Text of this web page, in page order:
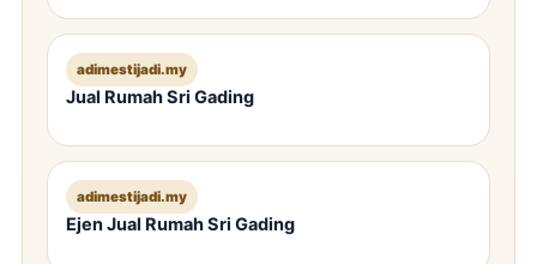
adimestijadi.my
Jual Rumah Sri Gading
adimestijadi.my
Ejen Jual Rumah Sri Gading